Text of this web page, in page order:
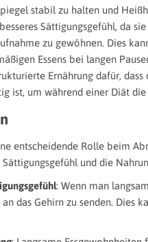
stabil zu halten und
Sättigungsgefühl, da
zu gewöhnen. Dies
Essens bei langen
Ernährung dafür,
ist, um während einer Diät
entscheidende Rolle beim
und die
: Wenn man
das Gehirn zu senden. Dies